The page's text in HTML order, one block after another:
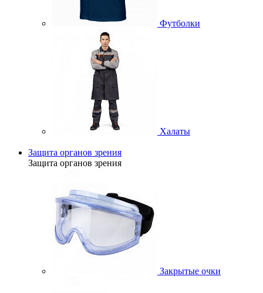
Футболки
Халаты
Защита органов зрения
Защита органов зрения
Закрытые очки